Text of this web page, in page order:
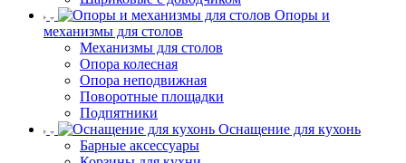
Опоры и
механизмы для столов
Механизмы для столов
Опора колесная
Опора неподвижная
Поворотные площадки
Подпятники
Оснащение для кухонь
Барные аксессуары